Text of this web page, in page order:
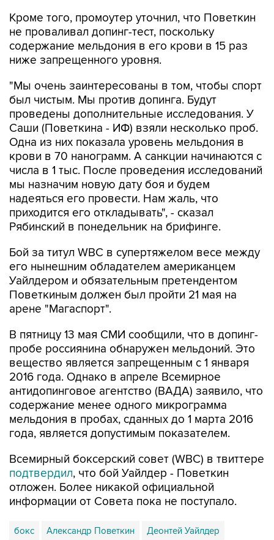
Кроме того, промоутер уточнил, что Поветкин
не проваливал допинг-тест, поскольку
содержание мельдония в его крови в 15 раз
ниже запрещенного уровня.
"Мы очень заинтересованы в том, чтобы спорт
был чистым. Мы против допинга. Будут
проведены дополнительные исследования. У
Саши (Поветкина - ИФ) взяли несколько проб.
Одна из них показала уровень мельдония в
крови в 70 нанограмм. А санкции начинаются с
числа в 1 тыс. После проведения исследований
мы назначим новую дату боя и будем
надеяться его провести. Нам жаль, что
приходится его откладывать", - сказал
Рябинский в понедельник на брифинге.
Бой за титул WBC в супертяжелом весе между
его нынешним обладателем американцем
Уайлдером и обязательным претендентом
Поветкиным должен был пройти 21 мая на
арене "Магаспорт".
В пятницу 13 мая СМИ сообщили, что в допинг-
пробе россиянина обнаружен мельдоний. Это
вещество является запрещенным с 1 января
2016 года. Однако в апреле Всемирное
антидопинговое агентство (ВАДА) заявило, что
содержание менее одного микрограмма
мельдония в пробах, сданных до 1 марта 2016
года, является допустимым показателем.
Всемирный боксерский совет (WBC) в твиттере
подтвердил, что бой Уайлдер - Поветкин
отложен. Более никакой официальной
информации от Совета пока не поступало.
бокс Александр Поветкин Деонтей Уайлдер